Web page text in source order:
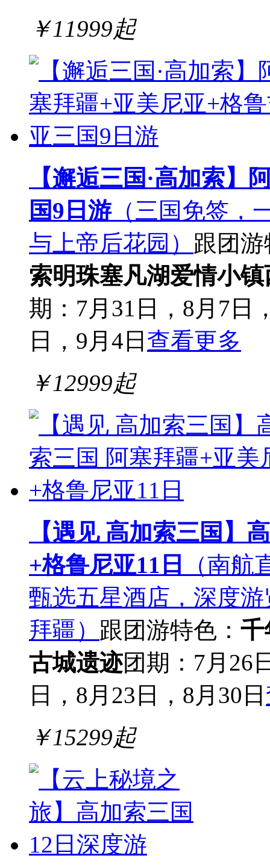
￥11999起
【邂逅三国·高加索】
国9日游（三国免签，
与上帝后花园） 跟团游
索明珠塞凡湖爱情小
期：7月31日，8月7日
日，9月4日 查看更多
￥12999起
【遇见 高加索三国】
+格鲁尼亚11日
（南
甄选五星酒店，深度
拜疆） 跟团游特色： 千
古城遗迹团期：7月26
日，8月23日，8月30日
￥15299起